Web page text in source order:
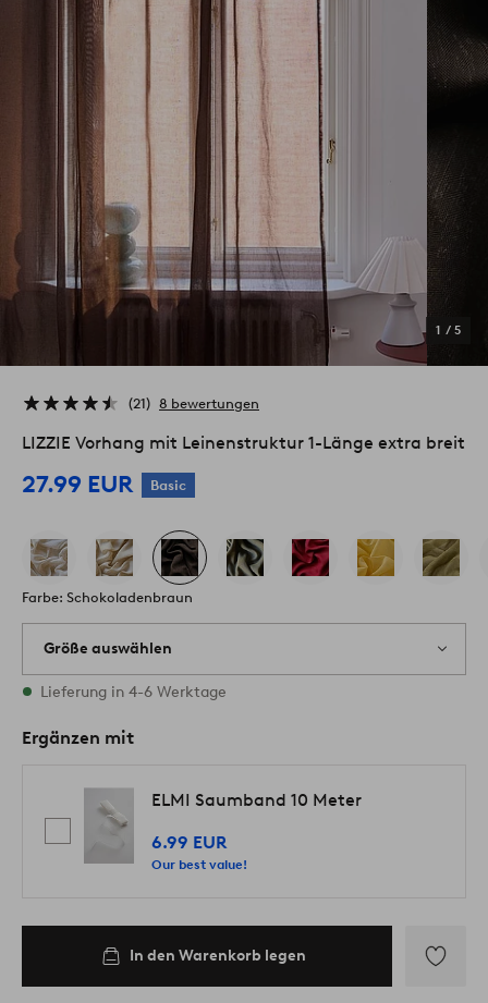
1 / 5
21 8 bewertungen
LIZZIE Vorhang mit Leinenstruktur 1-Länge extra breit
27.99 EUR Basic
Farbe: Schokoladenbraun
Größe auswählen
Alle Größen vorrätig
Lieferung in 4-6 Werktage
Ergänzen mit
ELMI Saumband 10 Meter
6.99 EUR
Our best value!
In den Warenkorb legen